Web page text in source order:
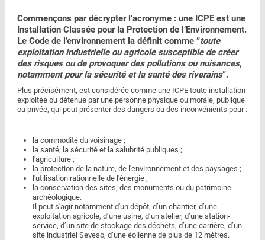
Commençons par décrypter l’acronyme : une ICPE est une
Installation Classée pour la Protection de l’Environnement.
Le Code de l’environnement la définit comme ”toute
exploitation industrielle ou agricole susceptible de créer
des risques ou de provoquer des pollutions ou nuisances,
notamment pour la sécurité et la santé des riverains”.
Plus précisément, est considérée comme une ICPE toute installation
exploitée ou détenue par une personne physique ou morale, publique
ou privée, qui peut présenter des dangers ou des inconvénients pour :
la commodité du voisinage ;
la santé, la sécurité et la salubrité publiques ;
l'agriculture ;
la protection de la nature, de l'environnement et des paysages ;
l'utilisation rationnelle de l'énergie ;
la conservation des sites, des monuments ou du patrimoine
archéologique.
Il peut s'agir notamment d'un dépôt, d’un chantier, d’une
exploitation agricole, d’une usine, d’un atelier, d’une station-
service, d’un site de stockage des déchets, d’une carrière, d’un
site industriel Seveso, d’une éolienne de plus de 12 mètres.